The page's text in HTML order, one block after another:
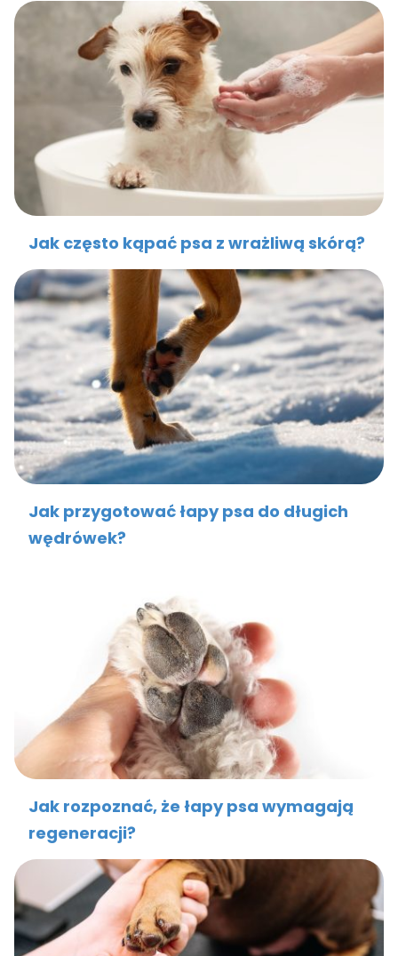
Jak często kąpać psa z wrażliwą skórą?
Jak przygotować łapy psa do długich
wędrówek?
Jak rozpoznać, że łapy psa wymagają
regeneracji?